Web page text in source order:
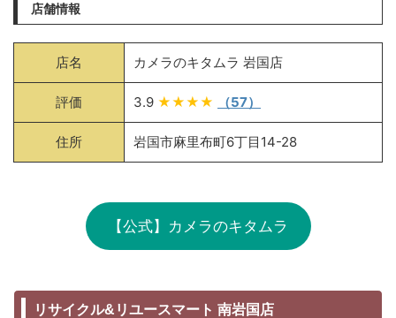
店舗情報
店名 カメラのキタムラ 岩国店
評価 3.9 ★★★★ （57）
住所 岩国市麻里布町6丁目14-28
【公式】カメラのキタムラ
リサイクル&リユースマート 南岩国店